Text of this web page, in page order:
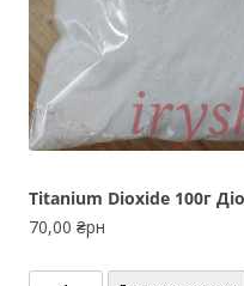
Titanium Dioxide 100г
70,00 ₴рн